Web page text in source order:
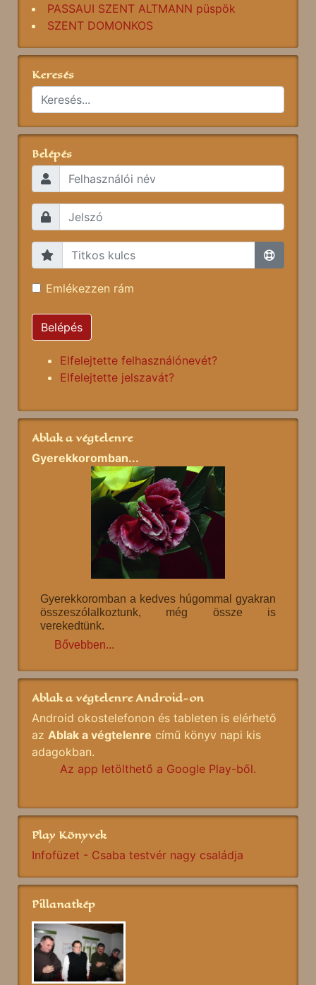
PASSAUI SZENT ALTMANN püspök
SZENT DOMONKOS
Keresés
Belépés
Emlékezzen rám
Belépés
Elfelejtette felhasználónevét?
Elfelejtette jelszavát?
Ablak a végtelenre
Gyerekkoromban...
Gyerekkoromban a kedves húgommal gyakran
összeszólalkoztunk, még össze is
verekedtünk.
Bővebben...
Ablak a végtelenre Android-on
Android okostelefonon és tableten is elérhető
az Ablak a végtelenre című könyv napi kis
adagokban.
Az app letölthető a Google Play-ből.
Play Könyvek
Infofüzet - Csaba testvér nagy családja
Pillanatkép